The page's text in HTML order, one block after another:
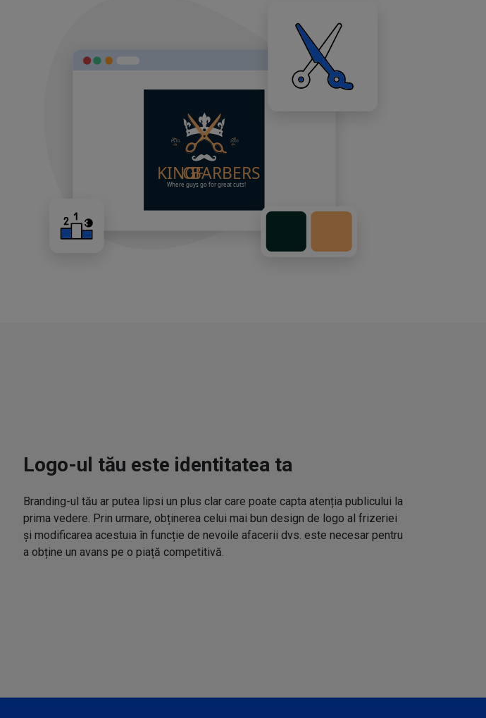
Logo-ul tău este identitatea ta
Branding-ul tău ar putea lipsi un plus clar care poate capta atenția publicului la
prima vedere. Prin urmare, obținerea celui mai bun design de logo al frizeriei
și modificarea acestuia în funcție de nevoile afacerii dvs. este necesar pentru
a obține un avans pe o piață competitivă.